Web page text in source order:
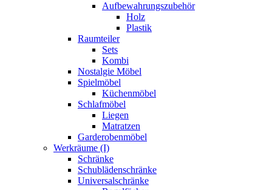
Aufbewahrungszubehör
Holz
Plastik
Raumteiler
Sets
Kombi
Nostalgie Möbel
Spielmöbel
Küchenmöbel
Schlafmöbel
Liegen
Matratzen
Garderobenmöbel
Werkräume (I)
Schränke
Schublädenschränke
Universalschränke